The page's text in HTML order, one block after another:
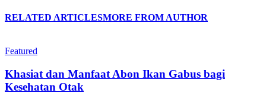
RELATED ARTICLESMORE FROM AUTHOR
Featured
Khasiat dan Manfaat Abon Ikan Gabus bagi
Kesehatan Otak